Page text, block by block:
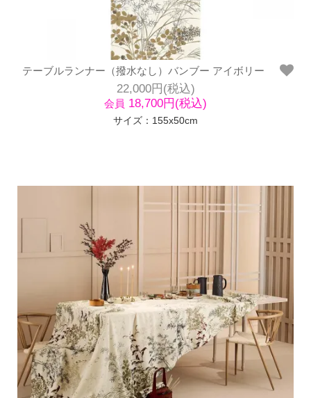
テーブルランナー（撥水なし）バンブー アイボリー
22,000円(税込)
会員 18,700円(税込)
サイズ：155x50cm